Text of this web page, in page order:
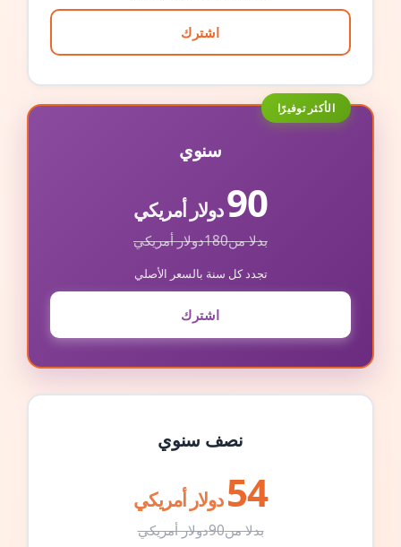
اشترك
الأكثر توفيرًا
سنوي
90دولار أمريكي
بدلا من180دولار أمريكي
تجدد كل سنة بالسعر الأصلي
اشترك
نصف سنوي
54 دولار أمريكي
بدلا من90دولار أمريكي